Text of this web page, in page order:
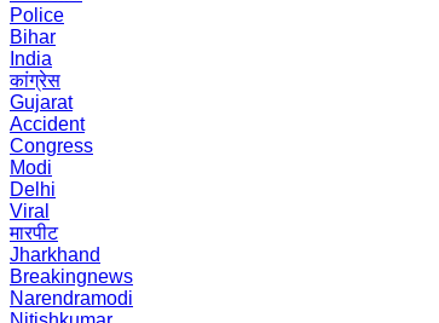
Police
Bihar
India
कांग्रेस
Gujarat
Accident
Congress
Modi
Delhi
Viral
मारपीट
Jharkhand
Breakingnews
Narendramodi